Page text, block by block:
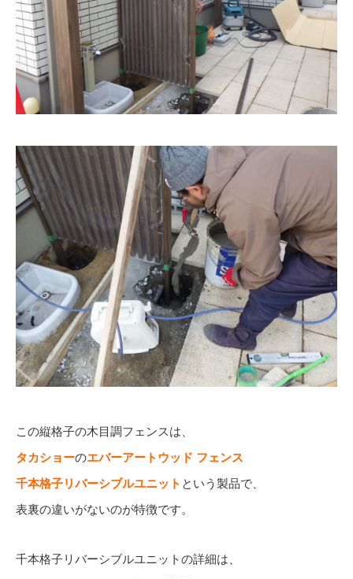
この縦格子の木目調フェンスは、
タカショーのエバーアートウッド フェンス
千本格子リバーシブルユニット という製品で、
表裏の違いがないのが特徴です。
千本格子リバーシブルユニットの詳細は、